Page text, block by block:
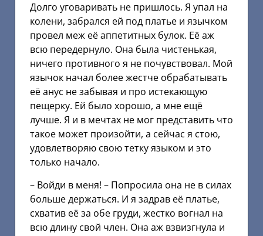
Долго уговаривать не пришлось. Я упал на
колени, забрался ей под платье и язычком
провел меж её аппетитных булок. Её аж
всю передернуло. Она была чистенькая,
ничего противного я не почувствовал. Мой
язычок начал более жестче обрабатывать
её анус не забывая и про истекающую
пещерку. Ей было хорошо, а мне ещё
лучше. Я и в мечтах не мог представить что
такое может произойти, а сейчас я стою,
удовлетворяю свою тетку языком и это
только начало.
– Войди в меня! – Попросила она не в силах
больше держаться. И я задрав её платье,
схватив её за обе груди, жестко вогнал на
всю длину свой член. Она аж взвизгнула и